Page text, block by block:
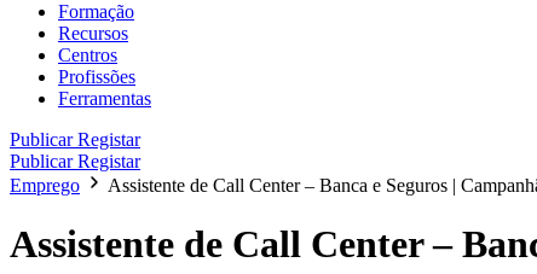
Formação
Recursos
Centros
Profissões
Ferramentas
PublicarRegistar
PublicarRegistar
Emprego
Assistente de Call Center – Banca e Seguros |
Assistente de Call Center –